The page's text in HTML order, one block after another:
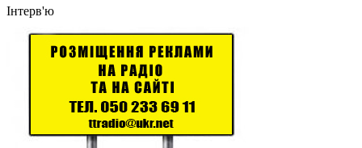
Інтерв'ю